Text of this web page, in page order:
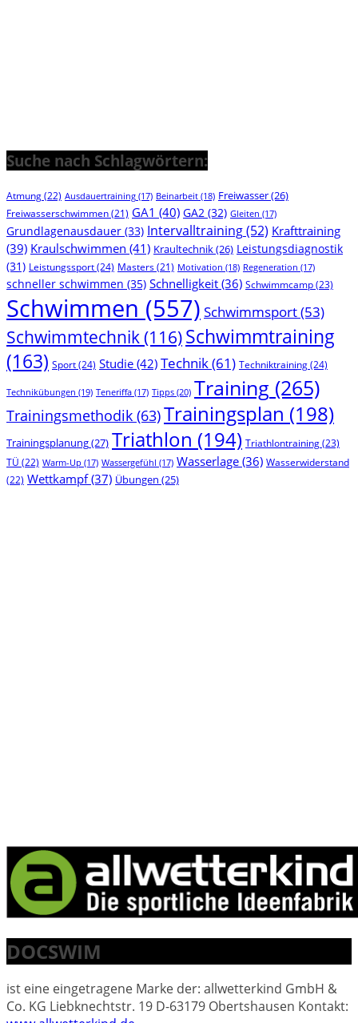
Suche nach Schlagwörtern:
Atmung(22) Ausdauertraining (17) Beinarbeit (18) Freiwasser(26)
Freiwasserschwimmen (21) GA1 (40) GA2 (32) Gleiten (17)
Grundlagenausdauer (33) Intervalltraining(52) Krafttraining
(39) Kraulschwimmen (41) Kraultechnik(26) Leistungsdiagnostik
(31) Leistungssport(24) Masters (21) Motivation (18) Regeneration (17)
schneller schwimmen (35) Schnelligkeit (36) Schwimmcamp(23)
Schwimmen (557) Schwimmsport(53)
Schwimmtechnik(116)Schwimmtraining
(163) Sport(24) Studie (42) Technik(61) Techniktraining(24)
Technikübungen (19) Teneriffa (17) Tipps (20) Training (265)
Trainingsmethodik (63)Trainingsplan (198)
Trainingsplanung(27) Triathlon (194) Triathlontraining(23)
TÜ (22) Warm-Up (17) Wassergefühl (17) Wasserlage (36) Wasserwiderstand
(22) Wettkampf(37) Übungen (25)
DOCSWIM
ist eine eingetragene Marke der: allwetterkind GmbH &
Co. KG Liebknechtstr. 19 D-63179 Obertshausen Kontakt: